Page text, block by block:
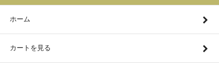
ホーム
カートを見る